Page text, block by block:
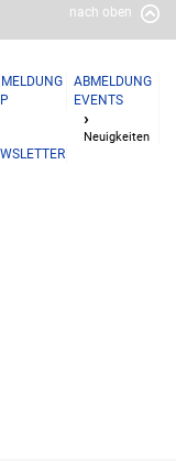
nach oben
ABMELDUNG
EVENTS
Neuigkeiten